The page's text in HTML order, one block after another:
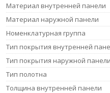
Материал внутренней панели
Материал наружной панели
Номенклатурная группа
Тип покрытия внутренней
Тип покрытия наружной панели
Тип полотна
Толщина внутренней панели